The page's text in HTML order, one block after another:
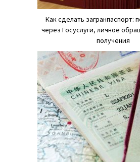
Как сделать загранпаспорт:
через Госуслуги, личное
получения